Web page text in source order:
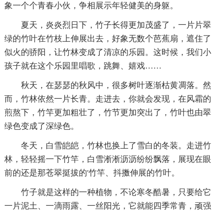
象一个个青春小伙，争相展示年轻健美的身躯。
夏天，炎炎烈日下，竹子长得更加茂盛了，一片片翠
绿的竹叶在竹枝上伸展出去，好象无数个芭蕉扇，遮住了
似火的骄阳，让竹林变成了清凉的乐园。这时候，我们小
孩子就在这个乐园里唱歌，跳舞、嬉戏……
秋天，在瑟瑟的秋风中，很多树叶逐渐枯黄凋落。然
而，竹林依然一片长青。走进去，你就会发现，在风霜的
煎熬下，竹竿更加粗壮了，竹节更加突出了，竹叶也由翠
绿色变成了深绿色。
冬天，白雪皑皑，竹林也换上了雪白的冬装。走进竹
林，轻轻摇一下竹竿，白雪淅淅沥沥纷纷飘落，展现在眼
前的还是那苍翠挺拔的'竹竿、抖擞伸展的竹叶。
竹子就是这样的一种植物，不论寒冬酷暑，只要给它
一片泥土、一滴雨露、一丝阳光，它就能四季常青，顽强